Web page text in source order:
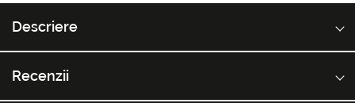
Descriere
Recenzii